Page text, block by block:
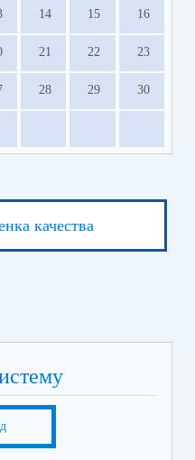
14 15 16
21 22 23
28 29 30
качества